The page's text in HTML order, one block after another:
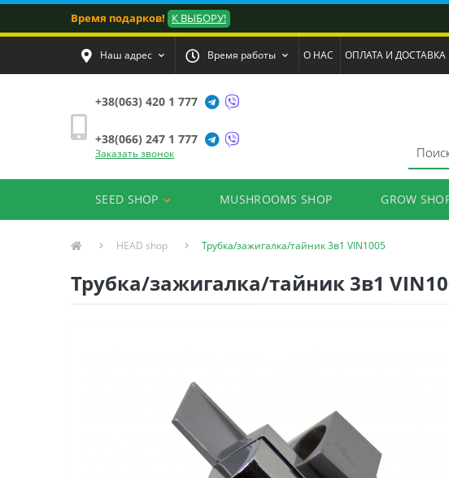
Время подарков! К ВЫБОРУ!
Наш адрес Время работы О НАС ОПЛАТА И ДОСТАВКА
+38(063) 420 1 777
+38(066) 247 1 777
Заказать звонок
SEED SHOP MUSHROOMS SHOP GROW
HEAD shop Трубка/зажигалка/тайник 3в1 VIN1005
Трубка/зажигалка/тайник 3в1